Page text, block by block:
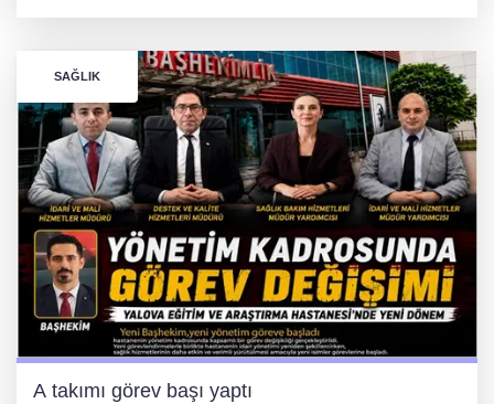
SAĞLIK
A takımı görev başı yaptı